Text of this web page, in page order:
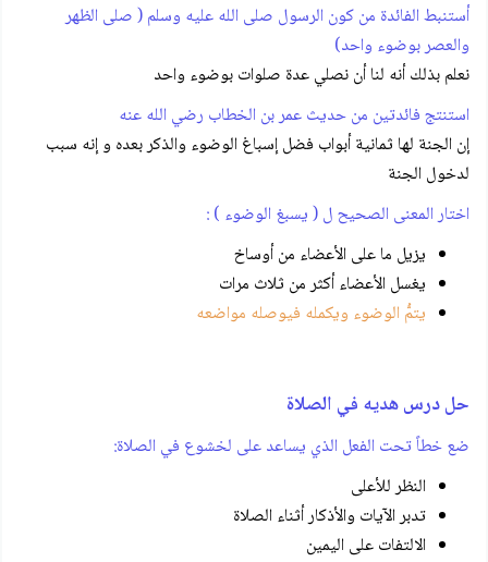
أستنبط الفائدة من كون الرسول صلى الله عليه وسلم ( صلى الظهر
والعصر بوضوء واحد)
نعلم بذلك أنه لنا أن نصلي عدة صلوات بوضوء واحد
استنتج فائدتين من حديث عمر بن الخطاب رضي الله عنه
إن الجنة لها ثمانية أبواب فضل إسباغ الوضوء والذكر بعده و إنه سبب
لدخول الجنة
اختار المعنى الصحيح ل ( يسبغ الوضوء ) :
يزيل ما على الأعضاء من أوساخ
يغسل الأعضاء أكثر من ثلاث مرات
يتمُّ الوضوء ويكمله فيوصله مواضعه
حل درس هديه في الصلاة
ضع خطاً تحت الفعل الذي يساعد على لخشوع في الصلاة:
النظر للأعلى
تدبر الآيات والأذكار أثناء الصلاة
الالتفات على اليمين